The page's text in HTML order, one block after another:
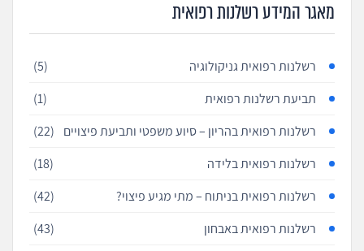
מאגר המידע רשלנות רפואית
רשלנות רפואית גניקולוגיה
(5)
תביעת רשלנות רפואית
(1)
רשלנות רפואית בהריון – סיוע משפטי ותביעת פיצויים
(22)
רשלנות רפואית בלידה
(18)
רשלנות רפואית בניתוח – מתי מגיע פיצוי?
(42)
רשלנות רפואית באבחון
(43)